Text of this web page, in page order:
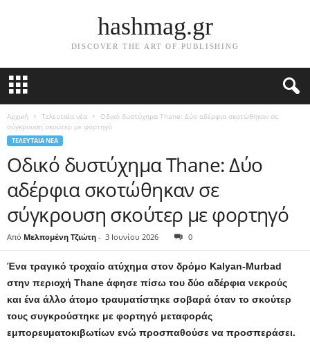
hashmag.gr
DISCOVER THE ART OF PUBLISHING
Αρχική Τελευταία νέα
Οδικό δυστύχημα Thane: Δύο αδέρφια σκοτώθηκαν σε
σύγκρουση σκούτερ με φορτηγό
ΤΕΛΕΥΤΑΊΑ ΝΈΑ
Οδικό δυστύχημα Thane: Δύο
αδέρφια σκοτώθηκαν σε
σύγκρουση σκούτερ με φορτηγό
Από Μελπομένη Τζιώτη - 3 Ιουνίου 2026 0
Ένα τραγικό τροχαίο ατύχημα στον δρόμο Kalyan-Murbad
στην περιοχή Thane άφησε πίσω του δύο αδέρφια νεκρούς
και ένα άλλο άτομο τραυματίστηκε σοβαρά όταν το σκούτερ
τους συγκρούστηκε με φορτηγό μεταφοράς
εμπορευματοκιβωτίων ενώ προσπαθούσε να προσπεράσει.